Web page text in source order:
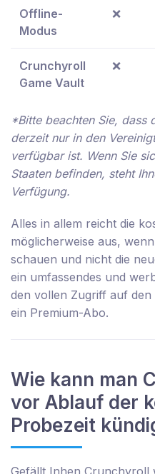
Offline-
Modus
❌
Crunchyroll
Game Vault
❌
*Bitte beachten Sie, dass
derzeit nur in den
verfügbar ist. Wenn Sie
Staaten befinden, steht
Verfügung.
Alles in allem reicht die
möglicherweise aus,
schauen und nicht die
ein umfassendes und
den vollen Zugriff auf
ein Premium-Abo.
Wie kann man
vor Ablauf der
Probezeit
Gefällt Inhen Crunchyroll